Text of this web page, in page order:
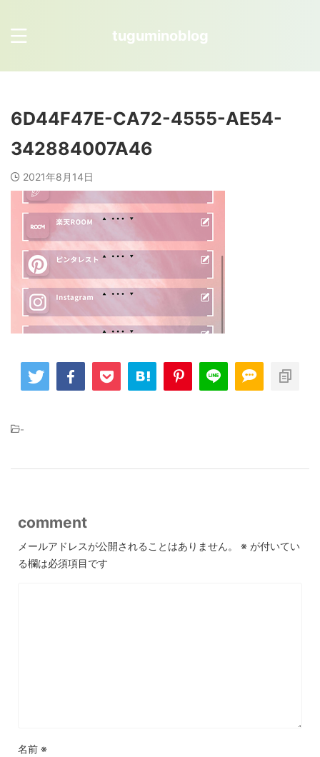
tuguminoblog
6D44F47E-CA72-4555-AE54-
342884007A46
2021年8月14日
-
comment
メールアドレスが公開されることはありません。 ※ が付いてい
る欄は必須項目です
名前 ※